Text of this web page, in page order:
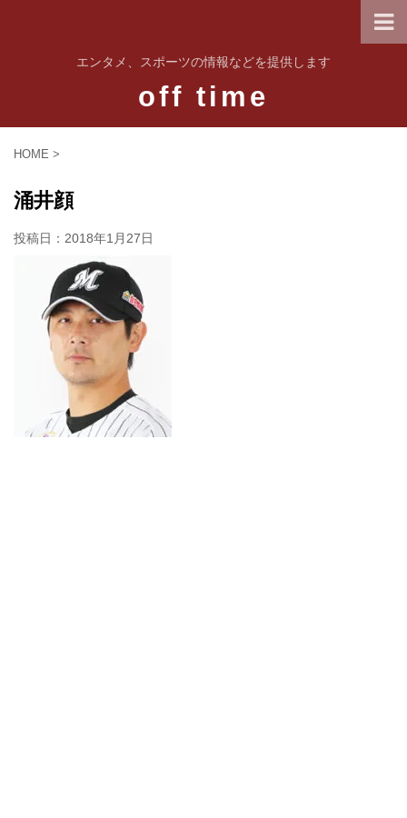
エンタメ、スポーツの情報などを提供します
off time
HOME >
涌井顔
投稿日： 2018年1月27日